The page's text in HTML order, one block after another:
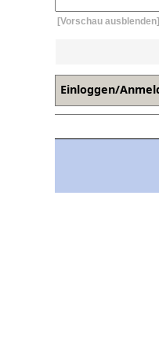
[Vorschau ausblenden]